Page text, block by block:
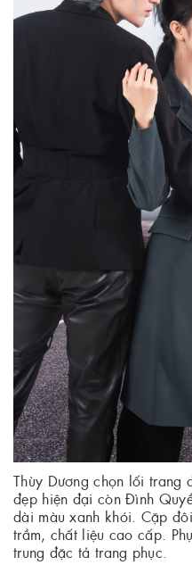
Thùy Dương chọn lối trang
đẹp hiện đại còn Đình
dài màu xanh khói. Cặp
trầm, chất liệu cao cấp.
trung đặc tả trang phục.